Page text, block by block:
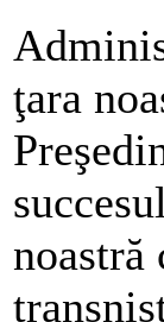
ţara
noastră